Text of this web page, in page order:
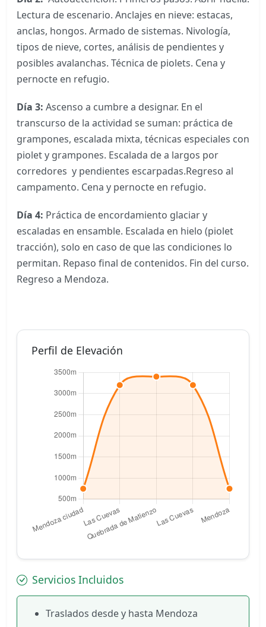
Lectura de escenario. Anclajes en nieve: estacas,
anclas, hongos. Armado de sistemas. Nivología,
tipos de nieve, cortes, análisis de pendientes y
posibles avalanchas. Técnica de piolets. Cena y
pernocte en refugio.
Día 3: Ascenso a cumbre a designar. En el
transcurso de la actividad se suman: práctica de
grampones, escalada mixta, técnicas especiales con
piolet y grampones. Escalada de a largos por
corredores y pendientes escarpadas.Regreso al
campamento. Cena y pernocte en refugio.
Día 4: Práctica de encordamiento glaciar y
escaladas en ensamble. Escalada en hielo (piolet
tracción), solo en caso de que las condiciones lo
permitan. Repaso final de contenidos. Fin del curso.
Regreso a Mendoza.
Perfil de Elevación
Servicios Incluidos
Traslados desde y hasta Mendoza